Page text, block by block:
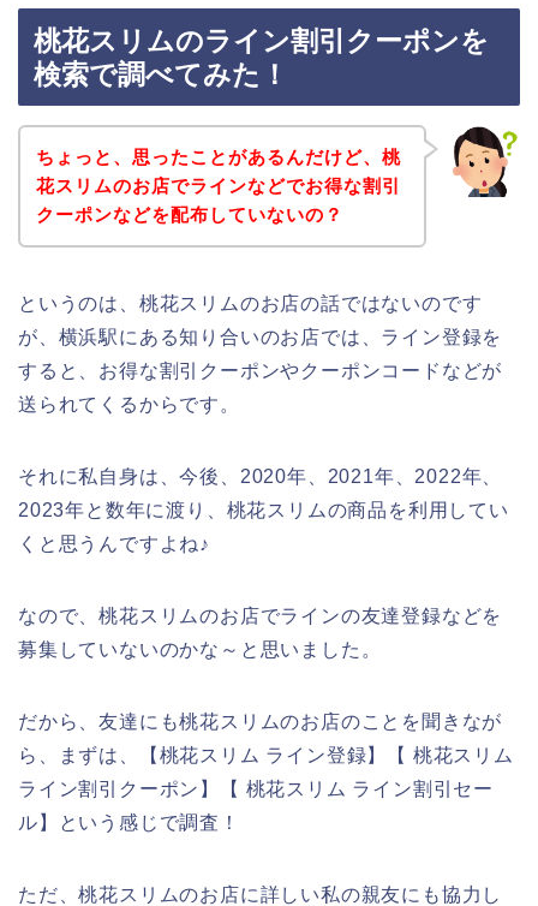
桃花スリムのライン割引クーポンを
検索で調べてみた！
ちょっと、思ったことがあるんだけど、桃
花スリムのお店でラインなどでお得な割引
クーポンなどを配布していないの？
というのは、桃花スリムのお店の話ではないのです
が、横浜駅にある知り合いのお店では、ライン登録を
すると、お得な割引クーポンやクーポンコードなどが
送られてくるからです。
それに私自身は、今後、2020年、2021年、2022年、
2023年と数年に渡り、桃花スリムの商品を利用してい
くと思うんですよね♪
なので、桃花スリムのお店でラインの友達登録などを
募集していないのかな～と思いました。
だから、友達にも桃花スリムのお店のことを聞きなが
ら、まずは、【桃花スリム ライン登録】【 桃花スリム
ライン割引クーポン】【 桃花スリム ライン割引セー
ル】という感じで調査！
ただ、桃花スリムのお店に詳しい私の親友にも協力し